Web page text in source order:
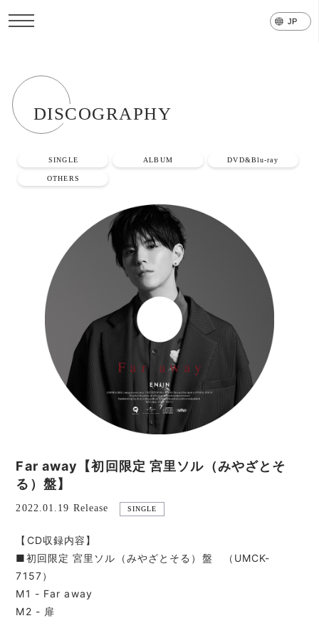
DISCOGRAPHY
SINGLE ALBUM DVD&Blu-ray
OTHERS
Far away【初回限定 宮里ソル（みやざとそ
る）盤】
2022.01.19 Release SINGLE
【CD収録内容】
■初回限定 宮里ソル（みやざとそる）盤 （UMCK-
7157）
M1 - Far away
M2 - 扉